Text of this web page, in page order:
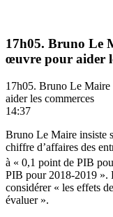
17h05. Bruno Le
œuvre pour aider
17h05. Bruno Le Maire
aider les commerces
14:37
Bruno Le Maire insiste
chiffre d’affaires des
à « 0,1 point de PIB
PIB pour 2018-2019 ».
considérer « les effets
évaluer ».